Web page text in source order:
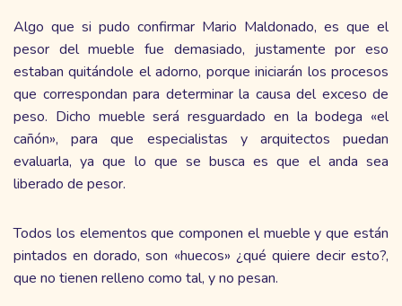
Algo que si pudo confirmar Mario Maldonado, es que el
pesor del mueble fue demasiado, justamente por eso
estaban quitándole el adorno, porque iniciarán los procesos
que correspondan para determinar la causa del exceso de
peso. Dicho mueble será resguardado en la bodega «el
cañón», para que especialistas y arquitectos puedan
evaluarla, ya que lo que se busca es que el anda sea
liberado de pesor.
Todos los elementos que componen el mueble y que están
pintados en dorado, son «huecos» ¿qué quiere decir esto?,
que no tienen relleno como tal, y no pesan.